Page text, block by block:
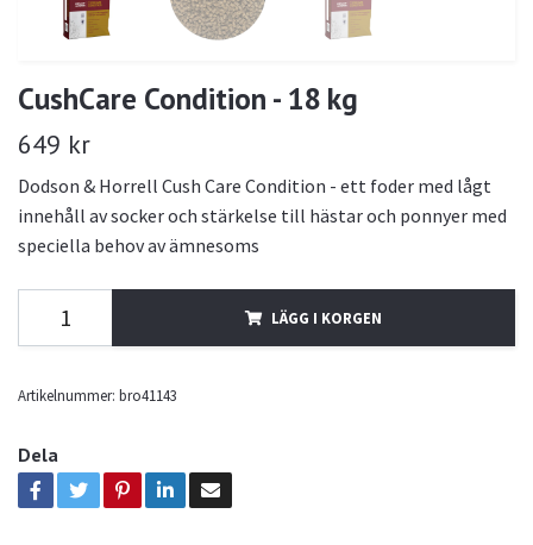
CushCare Condition - 18 kg
649 kr
Dodson & Horrell Cush Care Condition - ett foder med lågt
innehåll av socker och stärkelse till hästar och ponnyer med
speciella behov av ämnesoms
LÄGG I KORGEN
Artikelnummer: bro41143
Dela